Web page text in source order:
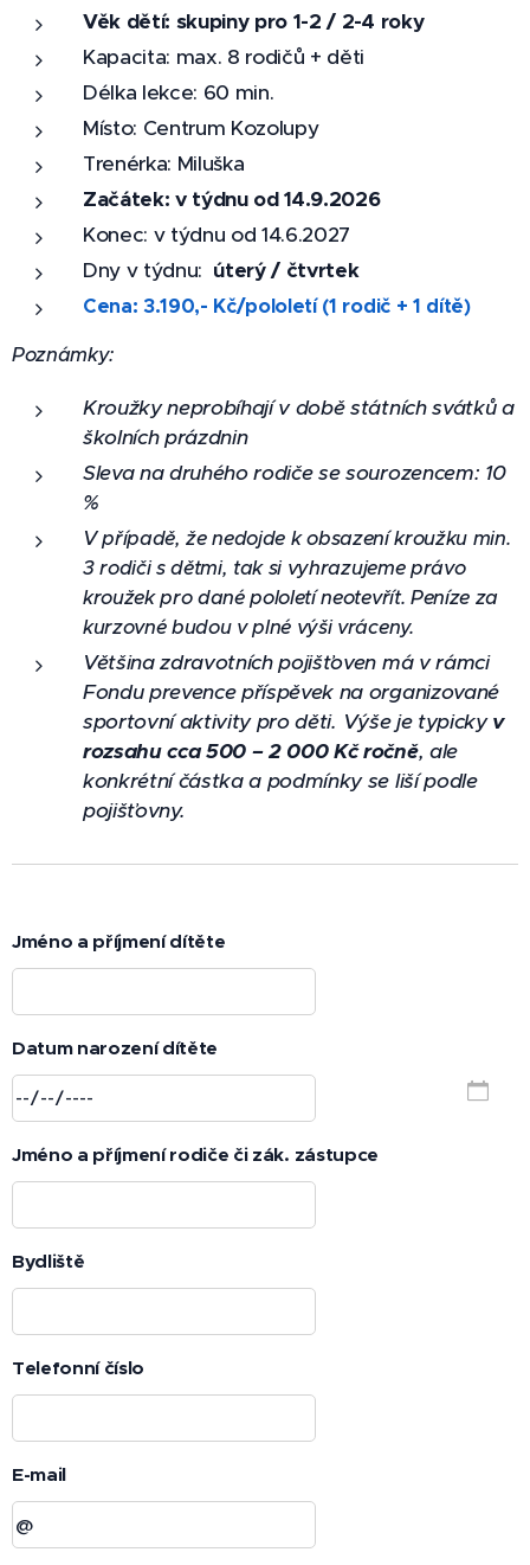
Věk dětí: skupiny pro 1-2 / 2-4 roky
Kapacita: max. 8 rodičů + děti
Délka lekce: 60 min.
Místo: Centrum Kozolupy
Trenérka: Miluška
Začátek: v týdnu od 14.9.2026
Konec: v týdnu od 14.6.2027
Dny v týdnu: úterý / čtvrtek
Cena: 3.190,- Kč/pololetí (1 rodič + 1 dítě)
Poznámky:
Kroužky neprobíhají v době státních svátků a
školních prázdnin
Sleva na druhého rodiče se sourozencem: 10
%
V případě, že nedojde k obsazení kroužku min.
3 rodiči s dětmi, tak si vyhrazujeme právo
kroužek pro dané pololetí neotevřít. Peníze za
kurzovné budou v plné výši vráceny.
Většina zdravotních pojišťoven má v rámci
Fondu prevence příspěvek na organizované
sportovní aktivity pro děti. Výše je typickyv
rozsahu cca 500 – 2 000 Kč ročně, ale
konkrétní částka a podmínky se liší podle
pojišťovny.
Jméno a příjmení dítěte
Datum narození dítěte
Jméno a příjmení rodiče či zák. zástupce
Bydliště
Telefonní číslo
E-mail